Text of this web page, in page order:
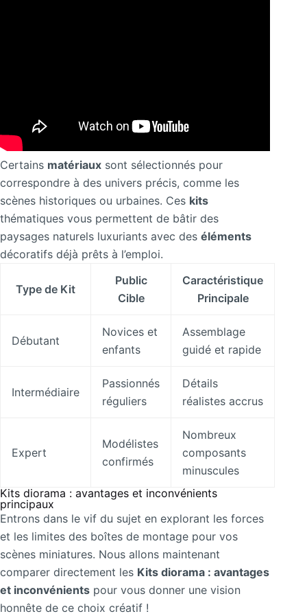
Certains matériaux sont sélectionnés pour
correspondre à des univers précis, comme les
scènes historiques ou urbaines. Ces kits
thématiques vous permettent de bâtir des
paysages naturels luxuriants avec des éléments
décoratifs déjà prêts à l’emploi.
Type de Kit
Public
Cible
Caractéristique
Principale
Débutant
Novices et
enfants
Assemblage
guidé et rapide
Intermédiaire
Passionnés
réguliers
Détails
réalistes accrus
Expert
Modélistes
confirmés
Nombreux
composants
minuscules
Kits diorama : avantages et inconvénients
principaux
Entrons dans le vif du sujet en explorant les forces
et les limites des boîtes de montage pour vos
scènes miniatures. Nous allons maintenant
comparer directement les Kits diorama : avantages
et inconvénients pour vous donner une vision
honnête de ce choix créatif !